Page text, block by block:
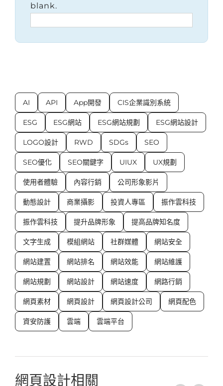
blank.
AI API App開發 CIS企業識別系統
ESG ESG網站 ESG網站規劃 ESG網站設計
LOGO設計 RWD SDGs SEO
SEO優化 SEO關鍵字 UIUX UX規劃
使用者體驗 內容行銷 公司形象影片
動態設計 商業攝影 投資人專區 振作雲科技
振作雲科技 提升品牌形象 提高品牌知名度
文字生成 模組網站 社群媒體 網站安全
網站建置 網站排名 網站效能 網站維護
網站規劃 網站設計 網站速度 網路行銷
網頁素材 網頁設計 網頁設計公司 網頁配色
資安防護 雲端 雲端平台
網頁設計相關